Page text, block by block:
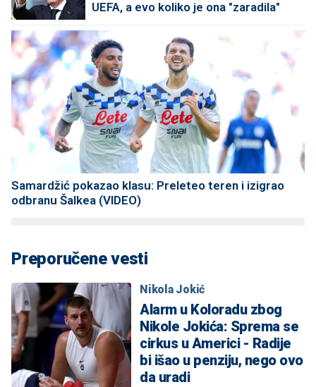
UEFA, a evo koliko je ona "zaradila"
Samardžić pokazao klasu: Preleteo teren i izigrao
odbranu Šalkea (VIDEO)
Preporučene vesti
Nikola Jokić
Alarm u Koloradu zbog
Nikole Jokića: Sprema se
cirkus u Americi - Radije
bi išao u penziju, nego ovo
da uradi